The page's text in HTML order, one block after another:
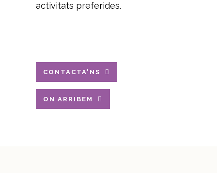
activitats preferides.
CONTACTA'NS
ON ARRIBEM